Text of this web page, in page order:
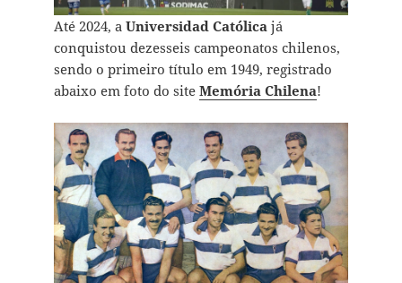
Até 2024, a Universidad Católicajá
conquistou dezesseis campeonatos chilenos,
sendo o primeiro título em 1949, registrado
abaixo em foto do site Memória Chilena!